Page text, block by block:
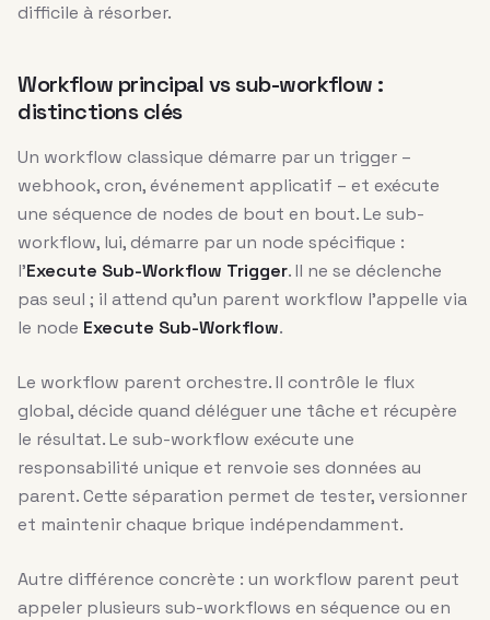
difficile à résorber.
Workflow principal vs sub-workflow :
distinctions clés
Un workflow classique démarre par un trigger –
webhook, cron, événement applicatif – et exécute
une séquence de nodes de bout en bout. Le sub-
workflow, lui, démarre par un node spécifique :
l’Execute Sub-Workflow Trigger. Il ne se déclenche
pas seul ; il attend qu’un parent workflow l’appelle via
le node Execute Sub-Workflow.
Le workflow parent orchestre. Il contrôle le flux
global, décide quand déléguer une tâche et récupère
le résultat. Le sub-workflow exécute une
responsabilité unique et renvoie ses données au
parent. Cette séparation permet de tester, versionner
et maintenir chaque brique indépendamment.
Autre différence concrète : un workflow parent peut
appeler plusieurs sub-workflows en séquence ou en